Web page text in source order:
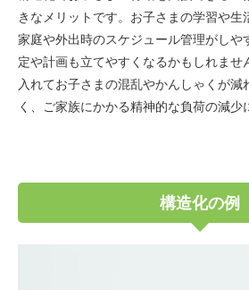
きなメリットです。お子さまの学習や生
家庭や外出時のスケジュール管理がしや
定や計画も立てやすくなるかもしれませ
入れてお子さまの混乱やかんしゃくが減
く、ご家族にかかる精神的な負荷の減少
構造化の例